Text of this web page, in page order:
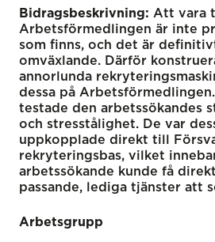
Bidragsbeskrivning: Att vara
Arbetsförmedlingen är inte
som finns, och det är
omväxlande. Därför
annorlunda
dessa på
testade den arbetssökandes
och stresstålighet. De var
uppkopplade direkt till
rekryteringsbas, vilket
arbetssökande kunde få
passande, lediga tjänster att
Arbetsgrupp